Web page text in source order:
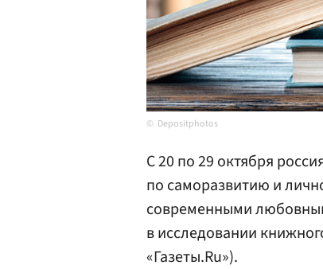
Depositphotos
С 20 по 29 октября
по саморазвитию и
современными
в исследовании
«Газеты.Ru»).